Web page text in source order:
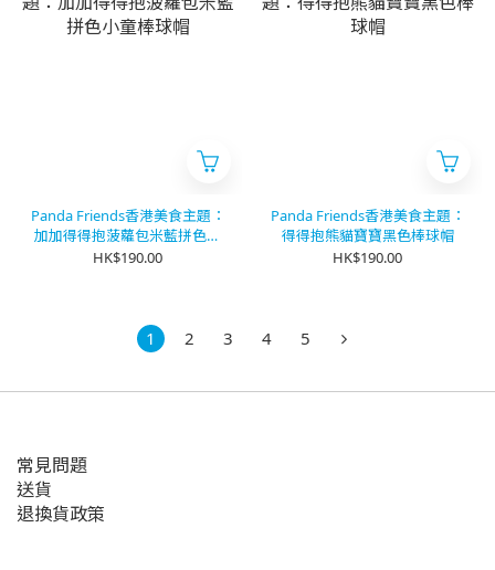
Panda Friends香港美食主題：
加加得得抱菠蘿包米藍拼色小
童棒球帽
HK$190.00
Panda Friends香港美食主題：
得得抱熊貓寶寶黑色棒球帽
HK$190.00
1 2 3 4 5
常見問題
送貨
退換貨政策